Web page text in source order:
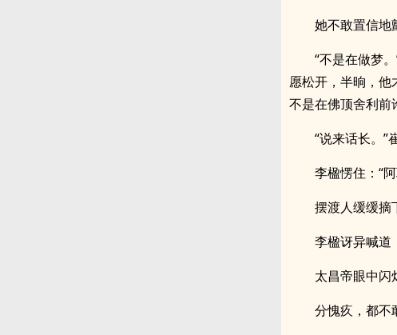
她不敢置信地
“不是在做梦
愿松开，半晌，他
不是在佛顶舍利
“说来话长。”
李楹愣住：“
摆渡人缓缓摘
李楹讶异喊道
太昌帝眼中闪
分愧疚，都不